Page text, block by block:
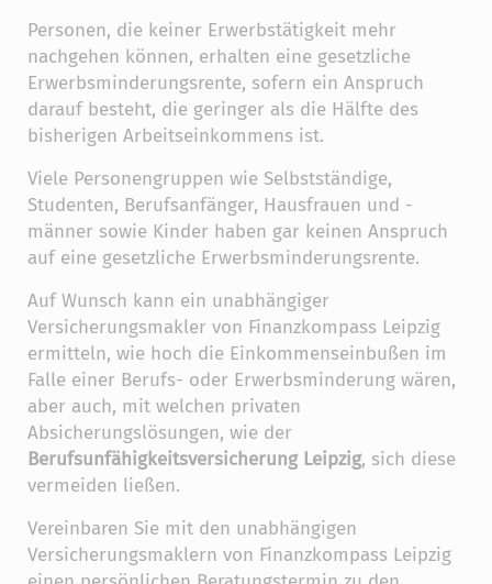
Personen, die keiner Erwerbstätigkeit mehr
nachgehen können, erhalten eine gesetzliche
Erwerbsminderungsrente, sofern ein Anspruch
darauf besteht, die geringer als die Hälfte des
bisherigen Arbeitseinkommens ist.
Viele Personengruppen wie Selbstständige,
Studenten, Berufsanfänger, Hausfrauen und -
männer sowie Kinder haben gar keinen Anspruch
auf eine gesetzliche Erwerbsminderungsrente.
Auf Wunsch kann ein unabhängiger
Versicherungsmakler von Finanzkompass Leipzig
ermitteln, wie hoch die Einkommenseinbußen im
Falle einer Berufs- oder Erwerbsminderung wären,
aber auch, mit welchen privaten
Absicherungslösungen, wie der
Berufsunfähigkeitsversicherung Leipzig, sich diese
vermeiden ließen.
Vereinbaren Sie mit den unabhängigen
Versicherungsmaklern von Finanzkompass Leipzig